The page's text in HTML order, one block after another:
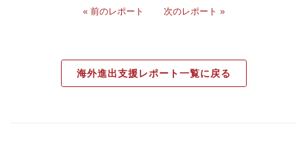
« 前のレポート 次のレポート »
海外進出支援レポート一覧に戻る